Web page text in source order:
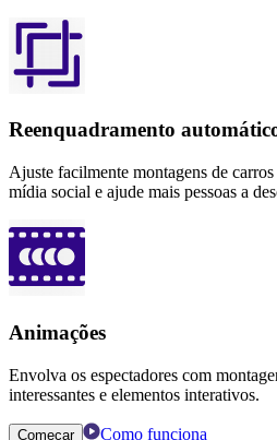
Reenquadramento
Ajuste facilmente montagens de
mídia social e ajude mais pessoas a
Animações
Envolva os espectadores com
interessantes e elementos interativos.
Começar Como funciona